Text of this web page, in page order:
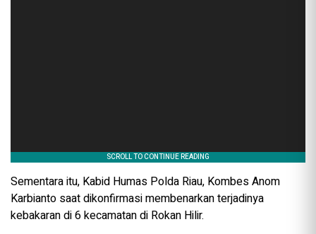
Sementara itu, Kabid Humas Polda Riau, Kombes Anom
Karbianto saat dikonfirmasi membenarkan terjadinya
kebakaran di 6 kecamatan di Rokan Hilir.